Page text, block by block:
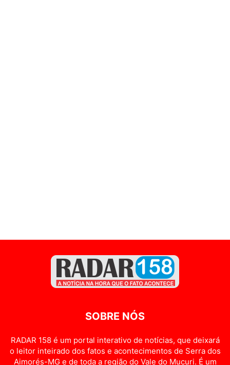
SOBRE NÓS
RADAR 158 é um portal interativo de notícias, que deixará
o leitor inteirado dos fatos e acontecimentos de Serra dos
Aimorés-MG e de toda a região do Vale do Mucuri. É um